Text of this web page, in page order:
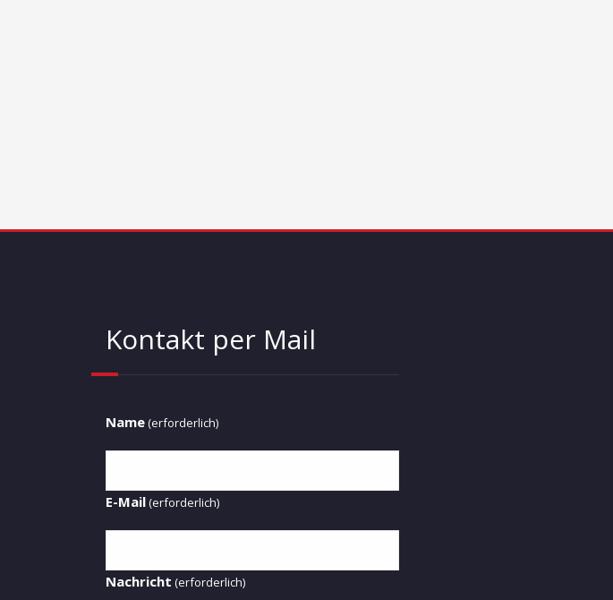
Kontakt per Mail
Name (erforderlich)
E-Mail (erforderlich)
Nachricht (erforderlich)